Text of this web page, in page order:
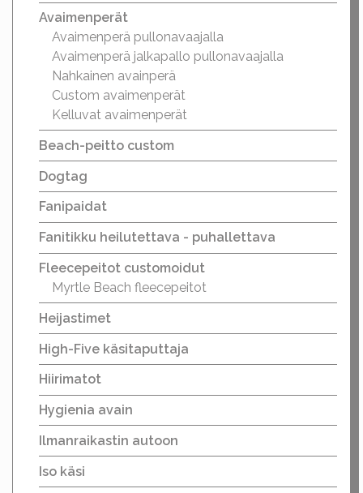
Avaimenperät
Avaimenperä pullonavaajalla
Avaimenperä jalkapallo pullonavaajalla
Nahkainen avainperä
Custom avaimenperät
Kelluvat avaimenperät
Beach-peitto custom
Dogtag
Fanipaidat
Fanitikku heilutettava - puhallettava
Fleecepeitot customoidut
Myrtle Beach fleecepeitot
Heijastimet
High-Five käsitaputtaja
Hiirimatot
Hygienia avain
Ilmanraikastin autoon
Iso käsi